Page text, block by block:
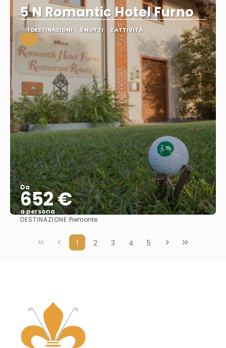
5 N Romantic Hotel Furno
1 DESTINAZIONI 5 NOTTI 2 ATTIVITÀ
.
Da
652 €
a persona
DESTINAZIONE:Piemonte
1 2 3 4 5